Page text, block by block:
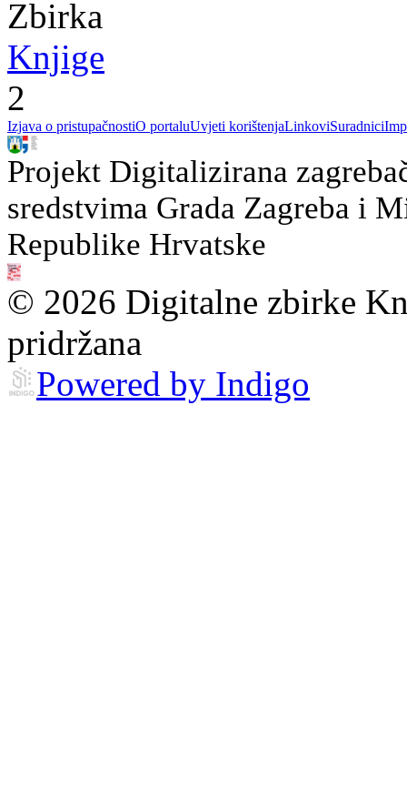
Zbirka
Knjige
2
Izjava o pristupačnostiO portaluUvjeti korištenjaLinkoviSuradnici
Projekt Digitalizirana
sredstvima Grada Zagreba i
Republike Hrvatske
© 2026 Digitalne zbirke
pridržana
Powered by Indigo